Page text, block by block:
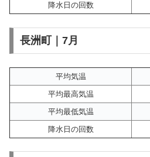
降水日の回数
長洲町｜7月
平均気温
平均最高気温
平均最低気温
降水日の回数